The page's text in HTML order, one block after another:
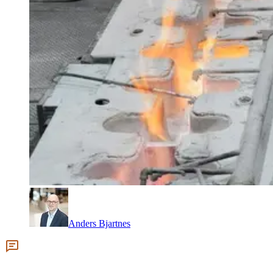
Anders Bjartnes